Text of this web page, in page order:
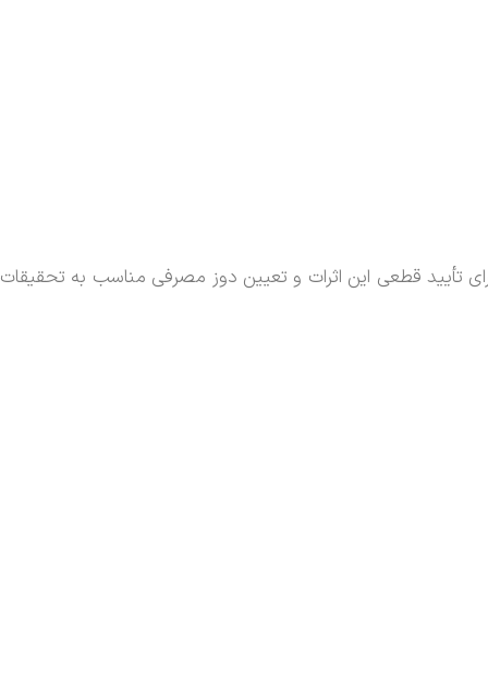
تأیید قطعی این اثرات و تعیین دوز مصرفی مناسب به تحقیقات